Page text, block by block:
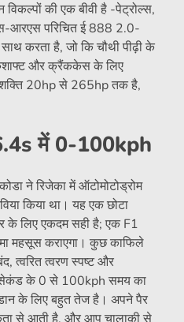
की एक बीवी है -पेट्रोल्स,
आरएस परिचित ई 888 2.0-
करता है, जो कि चौथी पीढ़ी के
और क्रैंककेस के लिए
20hp से 265hp तक है,
में 0-100kph
ने रिजेका में ऑटोमोटोड्रोम
किया था। यह एक छोटा
के लिए एकदम सही है; एक F1
महसूस कराएगा। कुछ काफिले
त्वरित त्वरण स्पष्ट और
सेकंड के 0 से 100kph समय का
के लिए बहुत तेज है। अपने पैर